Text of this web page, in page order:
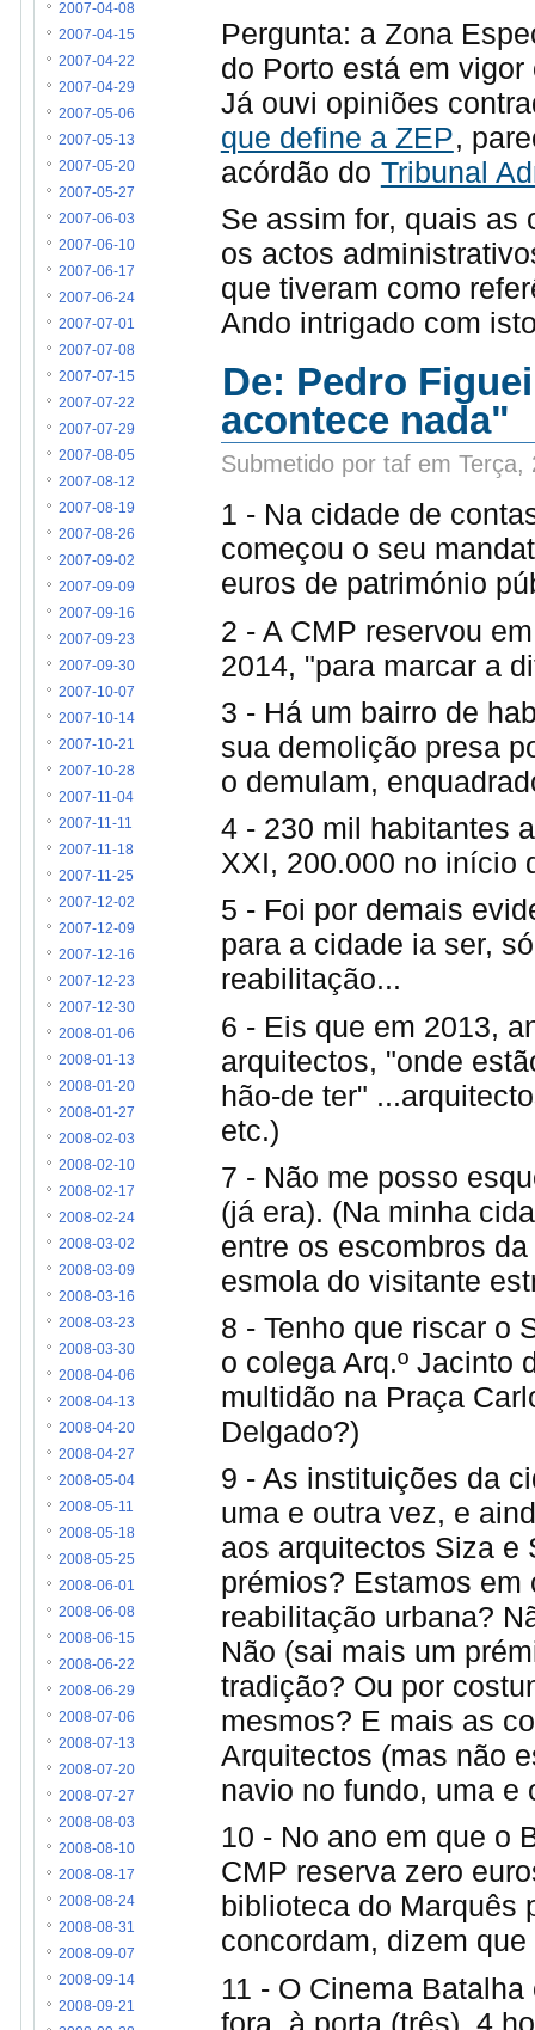
Pergunta: a Zona
do Porto está em
Já ouvi opiniões
que define a ZEP,
acórdão do Tribunal
Se assim for, quais as
os actos
que tiveram como
Ando intrigado com
De: Pedro
acontece nada"
Submetido por taf em Terça,
1 - Na cidade de
começou o seu
euros de património
2 - A CMP reservou
2014, "para marcar a
3 - Há um bairro de
sua demolição presa
o demulam,
4 - 230 mil habitantes
XXI, 200.000 no início
5 - Foi por demais
para a cidade ia ser,
reabilitação...
6 - Eis que em 2013,
arquitectos, "onde
hão-de ter"
etc.)
7 - Não me posso
(já era). (Na minha
entre os escombros
esmola do visitante
8 - Tenho que riscar o
o colega Arq.º Jacinto
multidão na Praça
Delgado?)
9 - As instituições da
uma e outra vez, e
aos arquitectos Siza e
prémios? Estamos
reabilitação urbana?
Não (sai mais um
tradição? Ou por
mesmos? E mais as
Arquitectos (mas não
navio no fundo, uma e
10 - No ano em que o
CMP reserva zero
biblioteca do Marquês
concordam, dizem
11 - O Cinema
fora, à porta (três), 4
2007-04-08
2007-04-15
2007-04-22
2007-04-29
2007-05-06
2007-05-13
2007-05-20
2007-05-27
2007-06-03
2007-06-10
2007-06-17
2007-06-24
2007-07-01
2007-07-08
2007-07-15
2007-07-22
2007-07-29
2007-08-05
2007-08-12
2007-08-19
2007-08-26
2007-09-02
2007-09-09
2007-09-16
2007-09-23
2007-09-30
2007-10-07
2007-10-14
2007-10-21
2007-10-28
2007-11-04
2007-11-11
2007-11-18
2007-11-25
2007-12-02
2007-12-09
2007-12-16
2007-12-23
2007-12-30
2008-01-06
2008-01-13
2008-01-20
2008-01-27
2008-02-03
2008-02-10
2008-02-17
2008-02-24
2008-03-02
2008-03-09
2008-03-16
2008-03-23
2008-03-30
2008-04-06
2008-04-13
2008-04-20
2008-04-27
2008-05-04
2008-05-11
2008-05-18
2008-05-25
2008-06-01
2008-06-08
2008-06-15
2008-06-22
2008-06-29
2008-07-06
2008-07-13
2008-07-20
2008-07-27
2008-08-03
2008-08-10
2008-08-17
2008-08-24
2008-08-31
2008-09-07
2008-09-14
2008-09-21